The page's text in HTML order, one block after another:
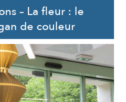
– La fleur : le
de couleur